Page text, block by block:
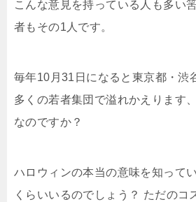
こんな意見を持っている人も多い
者もその1人です。
毎年10月31日になると東京都・渋
多くの若者集団で溢れかえります
なのですか？
ハロウィンの本当の意味を知って
くらいいるのでしょう？ ただのコ